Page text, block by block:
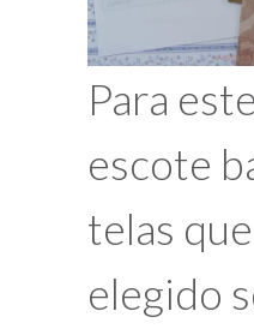
Para este
escote
telas
elegido